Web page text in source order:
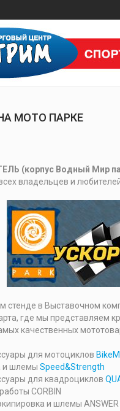
МОТО ПАРКЕ
(корпус Водный Мир
владельцев и
стенде в Выставочном
где мы представляем
качественных
для мотоциклов
и шлемы Speed&Strength
для квадроциклов
CORBIN
и шлемы ANSWER